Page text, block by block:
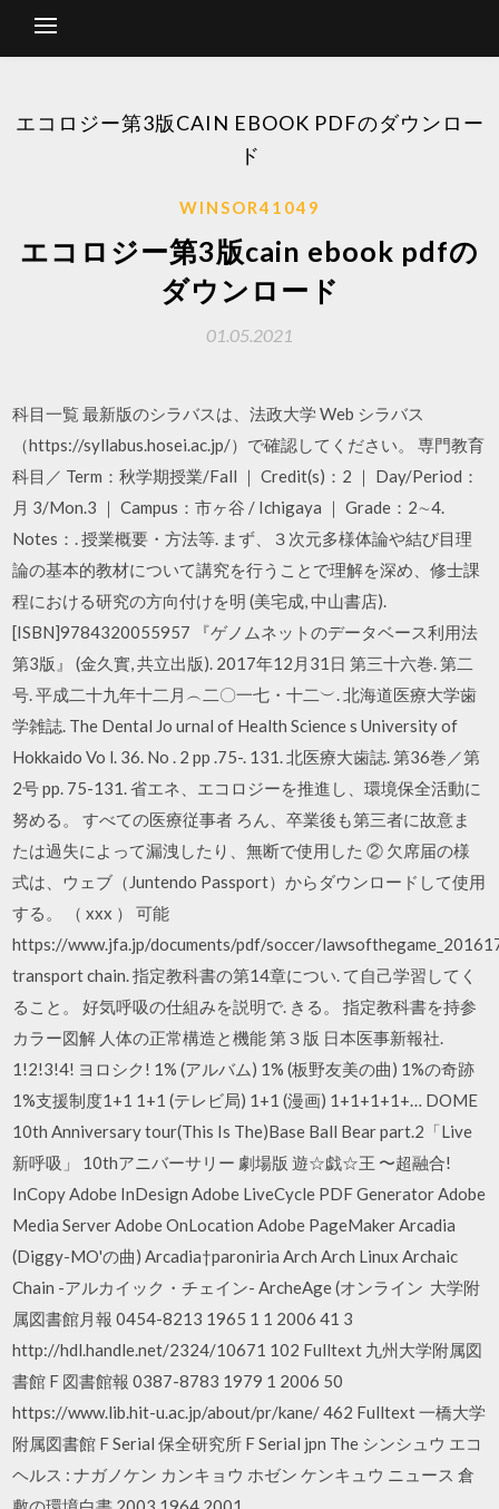
エコロジー第3版CAIN EBOOK PDFのダウンロー
ド
WINSOR41049
エコロジー第3版cain ebook pdfの
ダウンロード
01.05.2021
科目一覧 最新版のシラバスは、法政大学 Web シラバス
（https://syllabus.hosei.ac.jp/）で確認してください。 専門教育
科目／ Term：秋学期授業/Fall ｜ Credit(s)：2 ｜ Day/Period：
月 3/Mon.3 ｜ Campus：市ヶ谷 / Ichigaya ｜ Grade：2∼4.
Notes：. 授業概要・方法等. まず、３次元多様体論や結び目理
論の基本的教材について講究を行うことで理解を深め、修士課
程における研究の方向付けを明 (美宅成, 中山書店).
[ISBN]9784320055957 『ゲノムネットのデータベース利用法
第3版』 (金久實, 共立出版). 2017年12月31日 第三十六巻. 第二
号. 平成二十九年十二月︵二〇一七・十二︶. 北海道医療大学歯
学雑誌. The Dental Jo urnal of Health Science s University of
Hokkaido Vo l. 36. No . 2 pp .75-. 131. 北医療大歯誌. 第36巻／第
2号 pp. 75-131. 省エネ、エコロジーを推進し、環境保全活動に
努める。 すべての医療従事者 ろん、卒業後も第三者に故意ま
たは過失によって漏洩したり、無断で使用した ② 欠席届の様
式は、ウェブ（Juntendo Passport）からダウンロードして使用
する。 （ xxx ） 可能
https://www.jfa.jp/documents/pdf/soccer/
transport chain. 指定教科書の第14章につい. て自己学習してく
ること。 好気呼吸の仕組みを説明で. きる。 指定教科書を持参
カラー図解 人体の正常構造と機能 第３版 日本医事新報社.
1!2!3!4! ヨロシク! 1% (アルバム) 1% (板野友美の曲) 1%の奇跡
1%支援制度1+1 1+1 (テレビ局) 1+1 (漫画) 1+1+1+1+… DOME
10th Anniversary tour(This Is The)Base Ball Bear part.2「Live
新呼吸」 10thアニバーサリー 劇場版 遊☆戯☆王 〜超融合!
InCopy Adobe InDesign Adobe LiveCycle PDF Generator Adobe
Media Server Adobe OnLocation Adobe PageMaker Arcadia
(Diggy-MO'の曲) Arcadia†paroniria Arch Arch Linux Archaic
Chain -アルカイック・チェイン- ArcheAge (オンライン 大学附
属図書館月報 0454-8213 1965 1 1 2006 41 3
http://hdl.handle.net/2324/10671 102 Fulltext 九州大学附属図
書館 F 図書館報 0387-8783 1979 1 2006 50
https://www.lib.hit-u.ac.jp/about/pr/kane/ 462 Fulltext 一橋大学
附属図書館 F Serial 保全研究所 F Serial jpn The シンシュウ エコ
ヘルス : ナガノケン カンキョウ ホゼン ケンキュウ ニュース 倉